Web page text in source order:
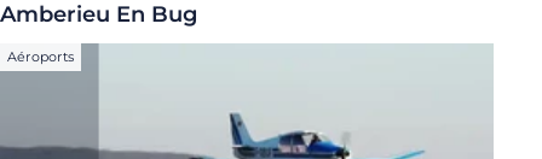
Amberieu En Bug
Aéroports